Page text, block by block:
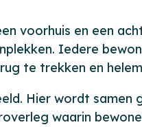
voorhuis en een
Iedere
te trekken en
Hier wordt
waarin